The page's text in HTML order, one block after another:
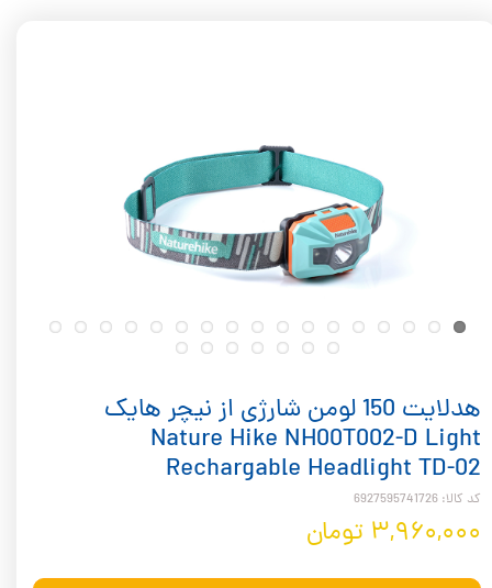
هدلایت 150 لومن شارژی از نیچر هایک
Nature Hike NH00T002-D Light
Rechargable Headlight TD-02
کد کالا: 6927595741726
۳,۹۶۰,۰۰۰ تومان